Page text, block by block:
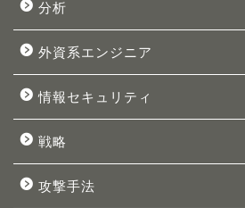
分析
外資系エンジニア
情報セキュリティ
戦略
攻撃手法